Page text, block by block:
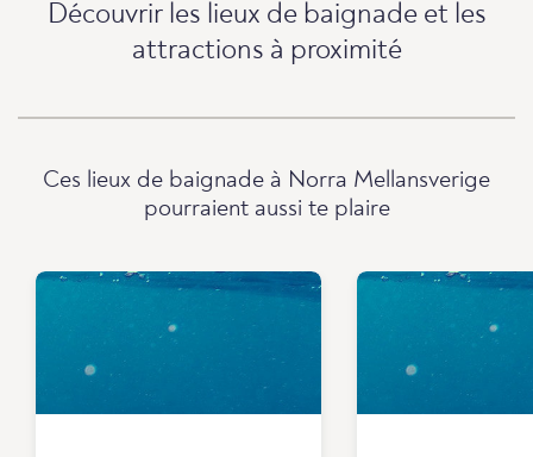
Découvrir les lieux de baignade et les
attractions à proximité
Ces lieux de baignade à Norra Mellansverige
pourraient aussi te plaire